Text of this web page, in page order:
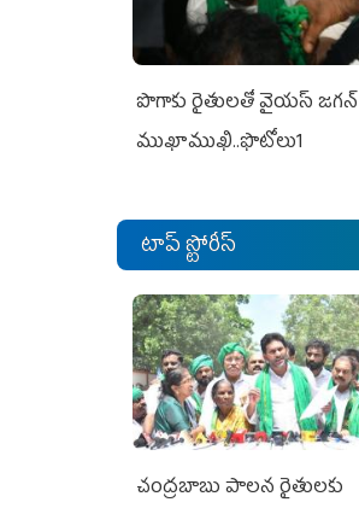
పొగాకు రైతుల‌తో వైయ‌స్ జ‌గ‌న్
ముఖాముఖి..ఫొటోలు1
టాప్ స్టోరీస్
చంద్రబాబు పాలన రైతులకు